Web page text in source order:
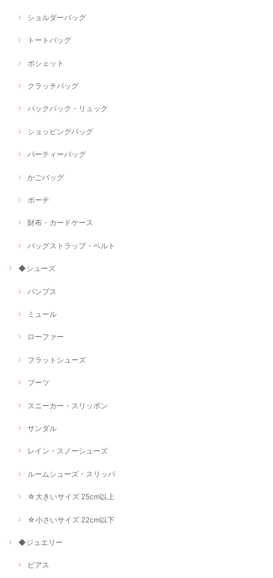
ショルダーバッグ
トートバッグ
ポシェット
クラッチバッグ
バックパック・リュック
ショッピングバッグ
パーティーバッグ
かごバッグ
ポーチ
財布・カードケース
バッグストラップ・ベルト
◆シューズ
パンプス
ミュール
ローファー
フラットシューズ
ブーツ
スニーカー・スリッポン
サンダル
レイン・スノーシューズ
ルームシューズ・スリッパ
☆大きいサイズ 25cm以上
☆小さいサイズ 22cm以下
◆ジュエリー
ピアス